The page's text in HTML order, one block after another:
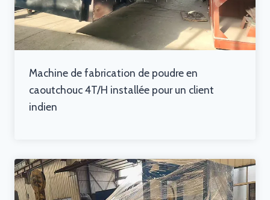
Machine de fabrication de poudre en
caoutchouc 4T/H installée pour un client
indien